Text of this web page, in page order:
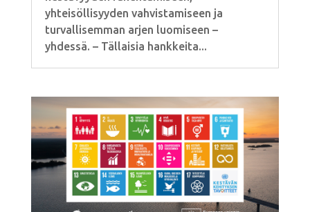
yhteisöllisyyden vahvistamiseen ja
turvallisemman arjen luomiseen –
yhdessä. – Tällaisia hankkeita...